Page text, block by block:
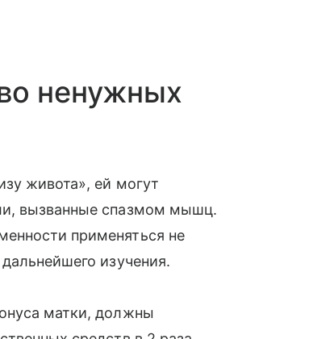
ненужных
живота», ей могут
вызванные спазмом мышц.
применяться не
изучения.
матки, должны